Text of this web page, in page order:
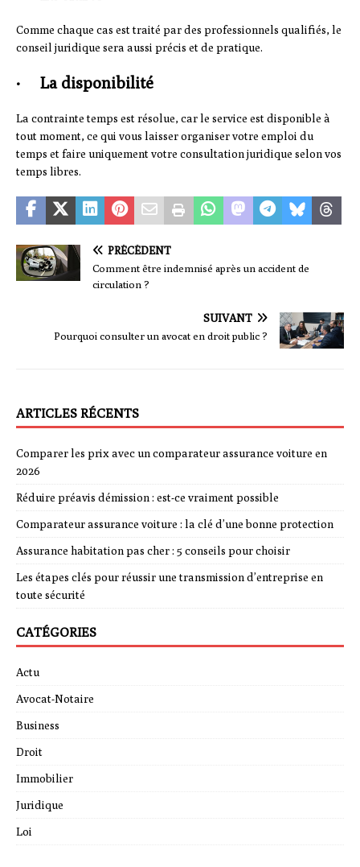
Comme chaque cas est traité par des professionnels qualifiés, le
conseil juridique sera aussi précis et de pratique.
· La disponibilité
La contrainte temps est résolue, car le service est disponible à
tout moment, ce qui vous laisser organiser votre emploi du
temps et faire uniquement votre consultation juridique selon vos
temps libres.
PRÉCÉDENT
Comment être indemnisé après un accident de
circulation ?
SUIVANT
Pourquoi consulter un avocat en droit public ?
ARTICLES RÉCENTS
Comparer les prix avec un comparateur assurance voiture en
2026
Réduire préavis démission : est-ce vraiment possible
Comparateur assurance voiture : la clé d’une bonne protection
Assurance habitation pas cher : 5 conseils pour choisir
Les étapes clés pour réussir une transmission d’entreprise en
toute sécurité
CATÉGORIES
Actu
Avocat-Notaire
Business
Droit
Immobilier
Juridique
Loi